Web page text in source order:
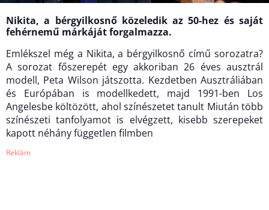
Nikita, a bérgyilkosnő közeledik az 50-hez és saját
fehérnemű márkáját forgalmazza.
Emlékszel még a Nikita, a bérgyilkosnő című sorozatra?
A sorozat főszerepét egy akkoriban 26 éves ausztrál
modell, Peta Wilson játszotta. Kezdetben Ausztráliában
és Európában is modellkedett, majd 1991-ben Los
Angelesbe költözött, ahol színészetet tanult Miután több
színészeti tanfolyamot is elvégzett, kisebb szerepeket
kapott néhány független filmben
Reklám